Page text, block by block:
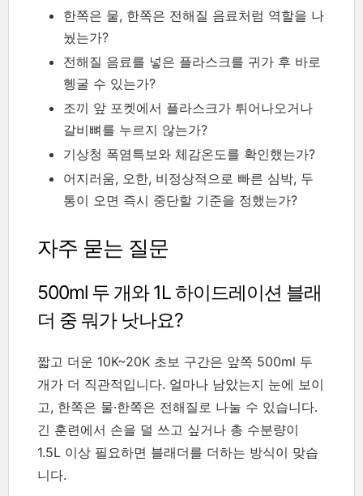
한쪽은 물, 한쪽은 전해질 음료처럼 역할을 나
눴는가?
전해질 음료를 넣은 플라스크를 귀가 후 바로
헹굴 수 있는가?
조끼 앞 포켓에서 플라스크가 튀어나오거나
갈비뼈를 누르지 않는가?
기상청 폭염특보와 체감온도를 확인했는가?
어지러움, 오한, 비정상적으로 빠른 심박, 두
통이 오면 즉시 중단할 기준을 정했는가?
자주 묻는 질문
500ml 두 개와 1L 하이드레이션 블래
더 중 뭐가 낫나요?
짧고 더운 10K~20K 초보 구간은 앞쪽 500ml 두
개가 더 직관적입니다. 얼마나 남았는지 눈에 보이
고, 한쪽은 물·한쪽은 전해질로 나눌 수 있습니다.
긴 훈련에서 손을 덜 쓰고 싶거나 총 수분량이
1.5L 이상 필요하면 블래더를 더하는 방식이 맞습
니다.